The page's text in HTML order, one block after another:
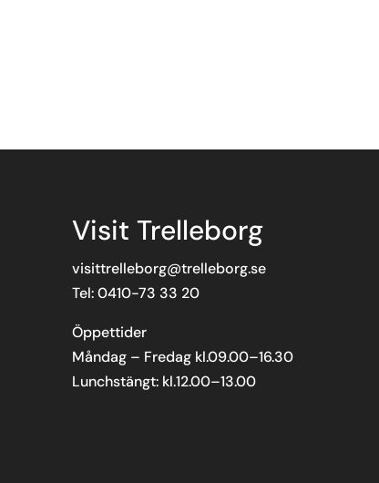
Visit Trelleborg
visittrelleborg@trelleborg.se
Tel: 0410-73 33 20
Öppettider
Måndag – Fredag kl.09.00–16.30
Lunchstängt: kl.12.00–13.00